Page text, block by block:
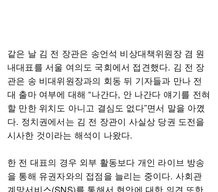
같은 날 김 전 장관은 송언석 비상대책위원장 겸 원
내대표를 서울 여의도 국회에서 접견했다. 김 전 장
관은 송 비대위원장과의 회동 뒤 기자들과 만나 전
대 출마 여부에 대해 “나간다, 안 나간다 얘기를 전혀
할 만한 위치도 아니고 결심도 없다”면서 말을 아꼈
다. 정치권에서는 김 전 장관이 사실상 당권 도전을
시사한 것이라는 해석이 나왔다.
한 전 대표의 경우 외부 활동보다 개인 라이브 방송
을 통해 유권자와의 접점을 늘리는 중이다. 사회관
계망서비스(SNS)를 통해서 현안에 대한 의견 또한